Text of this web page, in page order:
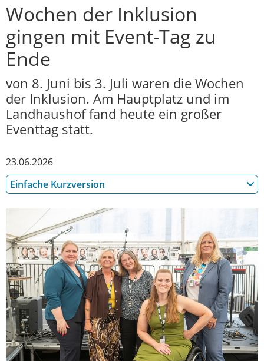
Wochen der Inklusion
gingen mit Event-Tag zu
Ende
von 8. Juni bis 3. Juli waren die Wochen
der Inklusion. Am Hauptplatz und im
Landhaushof fand heute ein großer
Eventtag statt.
23.06.2026
Einfache Kurzversion